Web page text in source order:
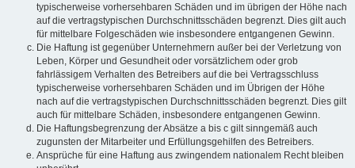
typischerweise vorhersehbaren Schäden und im übrigen der Höhe nach
auf die vertragstypischen Durchschnittsschäden begrenzt. Dies gilt auch
für mittelbare Folgeschäden wie insbesondere entgangenen Gewinn.
Die Haftung ist gegenüber Unternehmern außer bei der Verletzung von
Leben, Körper und Gesundheit oder vorsätzlichem oder grob
fahrlässigem Verhalten des Betreibers auf die bei Vertragsschluss
typischerweise vorhersehbaren Schäden und im Übrigen der Höhe
nach auf die vertragstypischen Durchschnittsschäden begrenzt. Dies gilt
auch für mittelbare Schäden, insbesondere entgangenen Gewinn.
Die Haftungsbegrenzung der Absätze a bis c gilt sinngemäß auch
zugunsten der Mitarbeiter und Erfüllungsgehilfen des Betreibers.
Ansprüche für eine Haftung aus zwingendem nationalem Recht bleiben